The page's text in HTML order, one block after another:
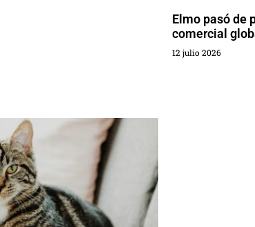
Elmo pasó de
comercial
12 julio 2026